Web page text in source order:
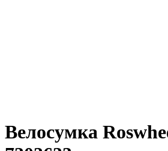
Велосумка